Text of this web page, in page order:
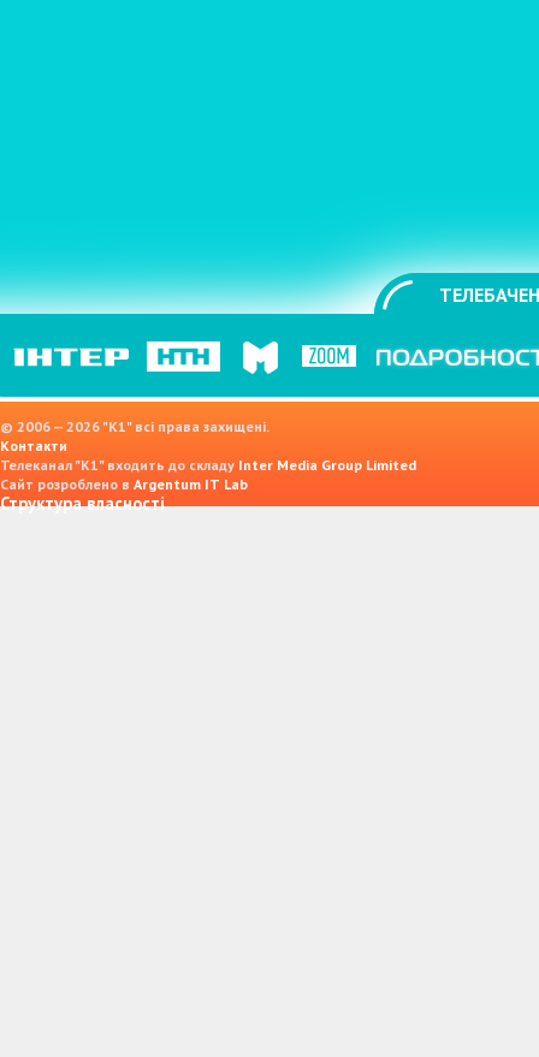
© 2006 — 2026 "K1" всі права захищені.
Контакти
Телеканал "К1" входить до складу Inter Media Group Limited
Сайт розроблено в Argentum IT Lab
Структура власності